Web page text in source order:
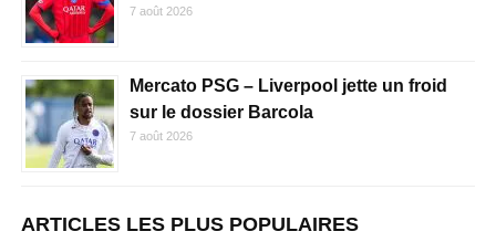
7 août 2026
Mercato PSG – Liverpool jette un froid
sur le dossier Barcola
7 août 2026
ARTICLES LES PLUS POPULAIRES